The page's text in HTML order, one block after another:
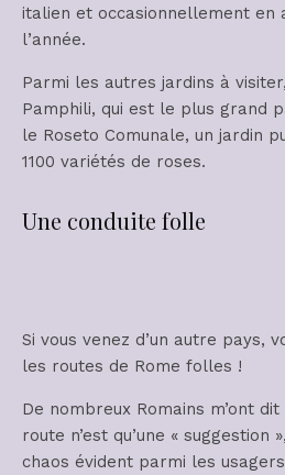
italien et occasionnellement en
l’année.
Parmi les autres jardins à
Pamphili, qui est le plus grand
le Roseto Comunale, un jardin
1100 variétés de roses.
Une conduite folle
Si vous venez d’un autre pays,
les routes de Rome folles !
De nombreux Romains m’ont
route n’est qu’une « suggestion
chaos évident parmi les